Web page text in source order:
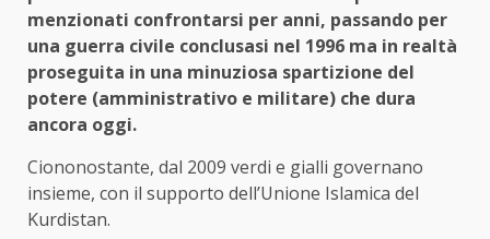
menzionati confrontarsi per anni, passando per
una guerra civile conclusasi nel 1996 ma in realtà
proseguita in una minuziosa spartizione del
potere (amministrativo e militare) che dura
ancora oggi.
Ciononostante, dal 2009 verdi e gialli governano
insieme, con il supporto dell’Unione Islamica del
Kurdistan.